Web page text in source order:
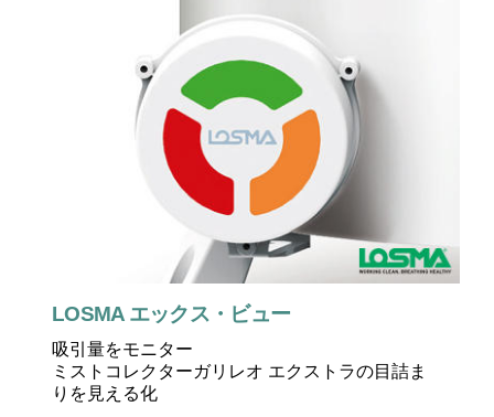
LOSMA エックス・ビュー
吸引量をモニター
ミストコレクターガリレオ エクストラの目詰ま
りを見える化